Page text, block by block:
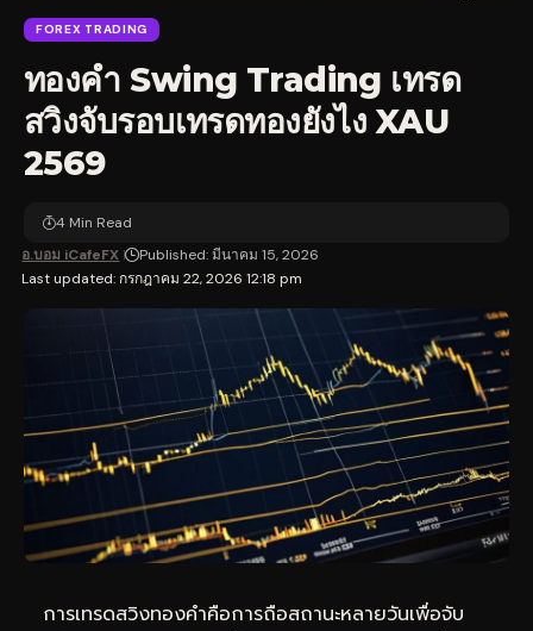
FOREX TRADING
ทองคำ Swing Trading เทรด
สวิงจับรอบเทรดทองยังไง XAU
2569
Last updated: กรกฎาคม 22, 2026 12:18 pm
อ.บอม iCafeFX Published: มีนาคม 15, 2026
4 Min Read
การเทรดสวิงทองคำคือการถือสถานะหลายวันเพื่อจับ